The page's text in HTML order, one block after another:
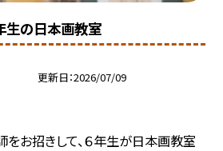
年生の日本画教室
更新日 2026/07/09
お招きして、６年生が日本画教室